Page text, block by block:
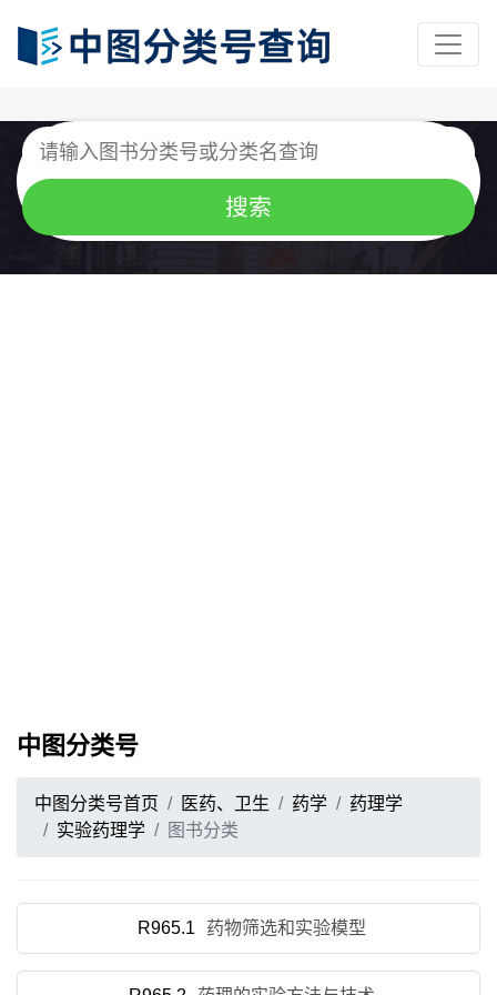
中图分类号
中图分类号首页 医药、卫生 药学
药理学
实验药理学
图书分类
R965.1 药物筛选和实验模型